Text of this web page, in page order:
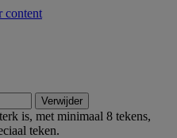
content
Verwijder
is, met minimaal 8 tekens,
teken.